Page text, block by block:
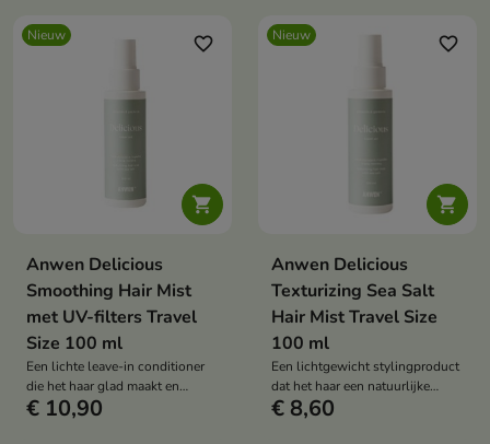
Nieuw

favorite_border
Anwen Delicious
Smoothing Hair Mist
met UV-filters Travel
Size 100 ml
Een lichte leave-in conditioner
die het haar glad maakt en
pluizigheid vermindert.
€ 10,90
Nieuw

favorite_border
Anwen Delicious
Texturizing Sea Salt
Hair Mist Travel Size
100 ml
Een lichtgewicht stylingproduct
dat het haar een natuurlijke
textuur, volume en een beachy
€ 8,60